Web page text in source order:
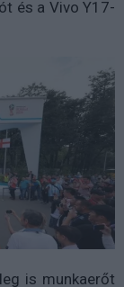
és a Vivo Y17-
is munkaerőt